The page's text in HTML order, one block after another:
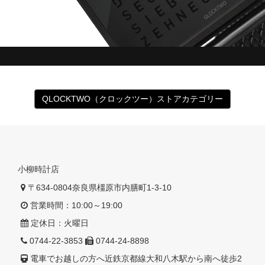
QLOCKTWO（クロックツー）ストアカテゴリー
小柳時計店
〒634-0804奈良県橿原市内膳町1-3-10
営業時間：10:00～19:00
定休日：火曜日
0744-22-3853
0744-24-8898
電車でお越しの方へ近鉄京都線大和八木駅から南へ徒歩2